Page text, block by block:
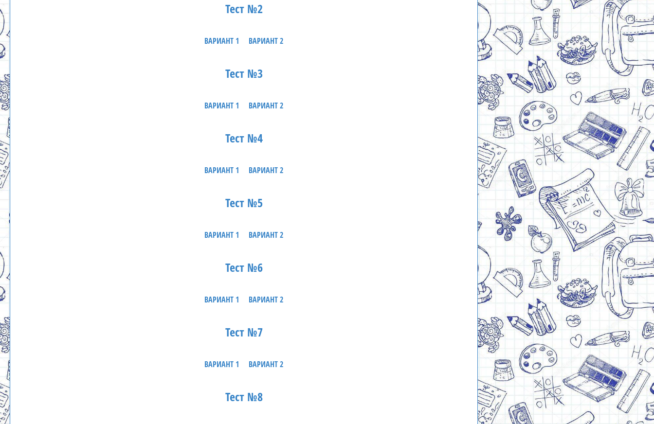
Тест №2
ВАРИАНТ 1 ВАРИАНТ 2
Тест №3
ВАРИАНТ 1 ВАРИАНТ 2
Тест №4
ВАРИАНТ 1 ВАРИАНТ 2
Тест №5
ВАРИАНТ 1 ВАРИАНТ 2
Тест №6
ВАРИАНТ 1 ВАРИАНТ 2
Тест №7
ВАРИАНТ 1 ВАРИАНТ 2
Тест №8